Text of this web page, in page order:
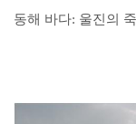
동해 바다: 울진의